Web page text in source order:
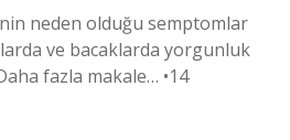
neden olduğu semptomlar
ve bacaklarda yorgunluk
fazla makale… •14